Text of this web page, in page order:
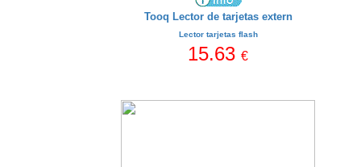
Tooq Lector de tarjetas extern
Lector tarjetas flash
15.63 €